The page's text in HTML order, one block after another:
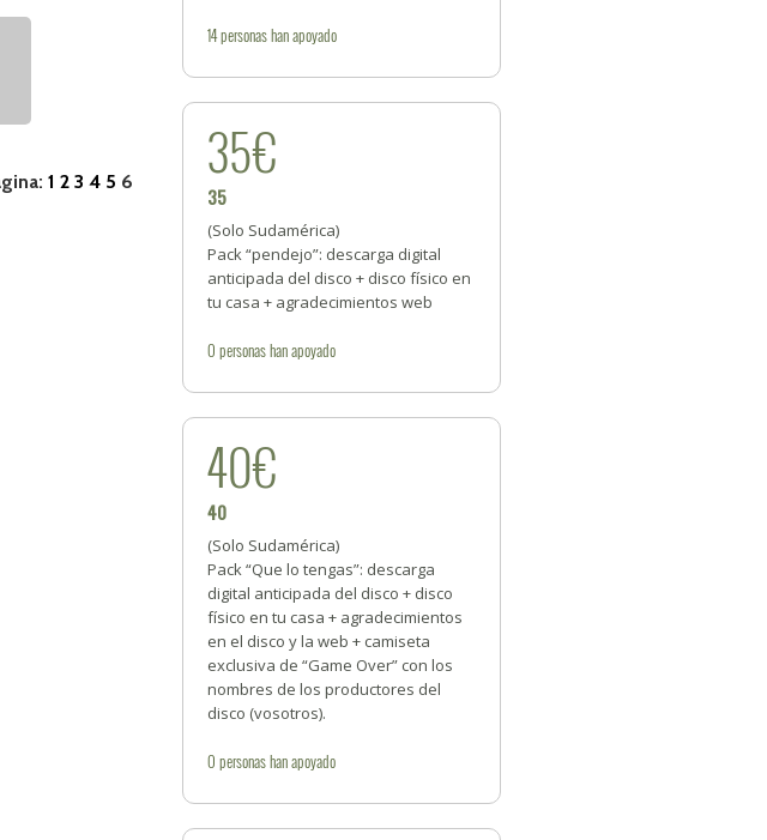
1 2 3 4 5 6
14personashan apoyado
35€
35
(Solo Sudamérica)
Pack “pendejo”: descarga digital
anticipada del disco + disco físico en
tu casa + agradecimientos web
0personashan apoyado
40€
40
(Solo Sudamérica)
Pack “Que lo tengas”: descarga
digital anticipada del disco + disco
físico en tu casa + agradecimientos
en el disco y la web + camiseta
exclusiva de “Game Over” con los
nombres de los productores del
disco (vosotros).
0personashan apoyado